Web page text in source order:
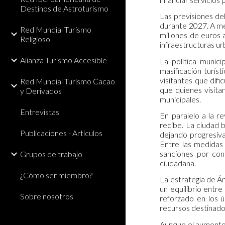
Destinos de Astroturismo
Red Mundial Turismo
Religioso
Alianza Turismo Accesible
Red Mundial Turismo Cacao
y Derivados
Entrevistas
Publicaciones - Artículos
Grupos de trabajo
¿Cómo ser miembro?
Sobre nosotros
Las previsiones
durante 2027. A
millones de euros
infraestructuras
La política
masificación
visitantes que
que quienes
municipales.
En paralelo a la
recibe. La ciudad
dejando
Entre las
sanciones por
ciudadana.
La estrategia de
un equilibrio entre
reforzado en los
recursos